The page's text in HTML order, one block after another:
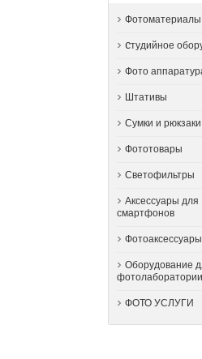
Фотоматериалы
Cтудийное
Фото
Штативы
Сумки и рюкзаки
Фототовары
Светофильтры
Аксессуары для
смартфонов
Фотоаксессуары
Оборудование
фотолаборатории
ФОТО УСЛУГИ